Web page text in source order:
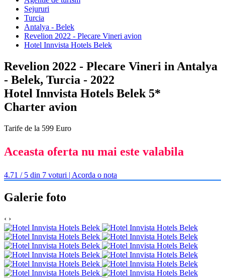
Sejururi
Turcia
Antalya - Belek
Revelion 2022 - Plecare Vineri avion
Hotel Innvista Hotels Belek
Revelion 2022 - Plecare Vineri in Antalya
- Belek, Turcia - 2022
Hotel Innvista Hotels Belek 5*
Charter avion
Tarife de la 599 Euro
Aceasta oferta nu mai este valabila
4.71 / 5 din 7 voturi | Acorda o nota
Galerie foto
‹ ›